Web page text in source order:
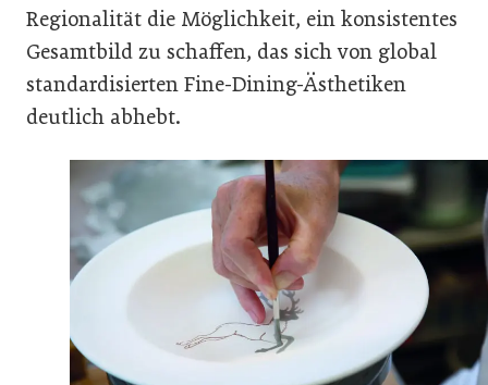
Regionalität die Möglichkeit, ein konsistentes
Gesamtbild zu schaffen, das sich von global
standardisierten Fine-Dining-Ästhetiken
deutlich abhebt.